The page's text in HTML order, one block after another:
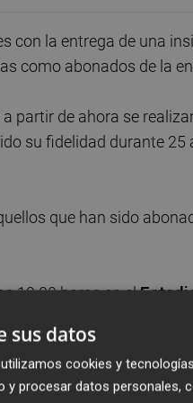
con la entrega de una
como abonados de la
partir de ahora se
su fidelidad durante 25
que han sido
19.00 horas en el
dicho requisito para
sus datos
cookies y
procesar datos personales,